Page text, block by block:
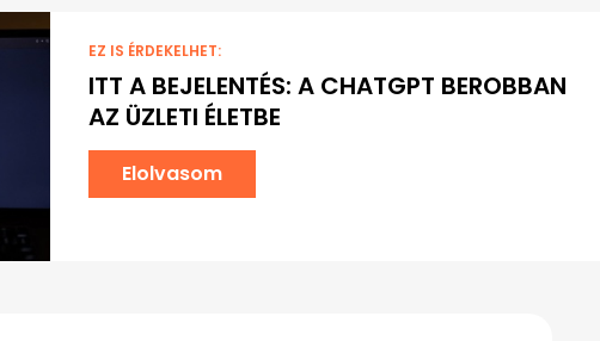
EZ IS ÉRDEKELHET:
ITT A BEJELENTÉS: A CHATGPT BEROBBAN
AZ ÜZLETI ÉLETBE
Elolvasom